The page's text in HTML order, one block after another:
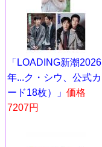
「LOADING新潮2026
年...ク・シウ、公式カ
ード18枚）」 価格
7207円